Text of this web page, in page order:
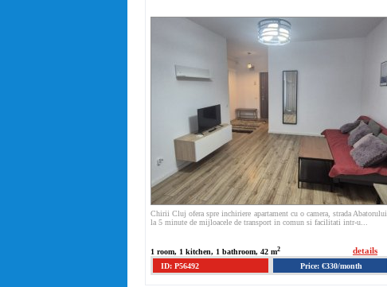
Chirii Cluj ofera spre inchiriere apartament cu o camera, strada Abatorului,
la 5 minute de mijloacele de transport in comun si facilitati intr-u...
1 room, 1 kitchen, 1 bathroom, 42 m2 details
ID: P56492 Price: €330/month